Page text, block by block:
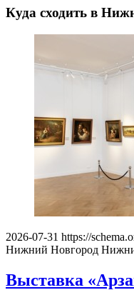
Куда сходить в
2026-07-31 https://
Нижний Новгород
Выставка